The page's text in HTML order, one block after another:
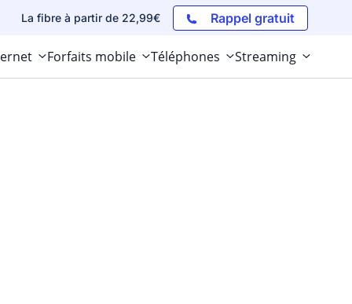
La fibre à partir de 22,99€ Rappel gratuit
Forfaits mobile Téléphones Streaming